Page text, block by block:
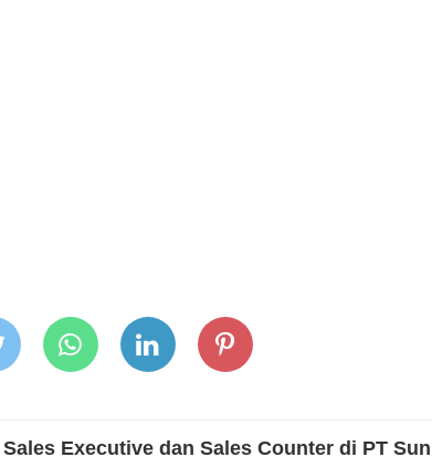
Executive dan Sales Counter di PT Sun